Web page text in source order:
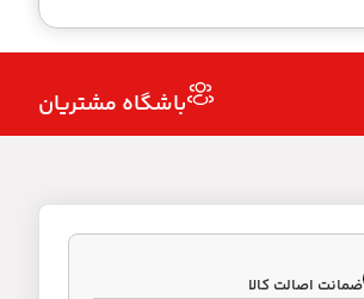
باشگاه مشتریان
ضمانت اصالت کالا